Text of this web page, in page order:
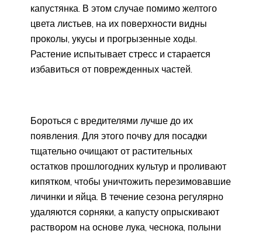
капустянка. В этом случае помимо желтого
цвета листьев, на их поверхности видны
проколы, укусы и прогрызенные ходы.
Растение испытывает стресс и старается
избавиться от поврежденных частей.
Бороться с вредителями лучше до их
появления. Для этого почву для посадки
тщательно очищают от растительных
остатков прошлогодних культур и проливают
кипятком, чтобы уничтожить перезимовавшие
личинки и яйца. В течение сезона регулярно
удаляются сорняки, а капусту опрыскивают
раствором на основе лука, чеснока, полыни